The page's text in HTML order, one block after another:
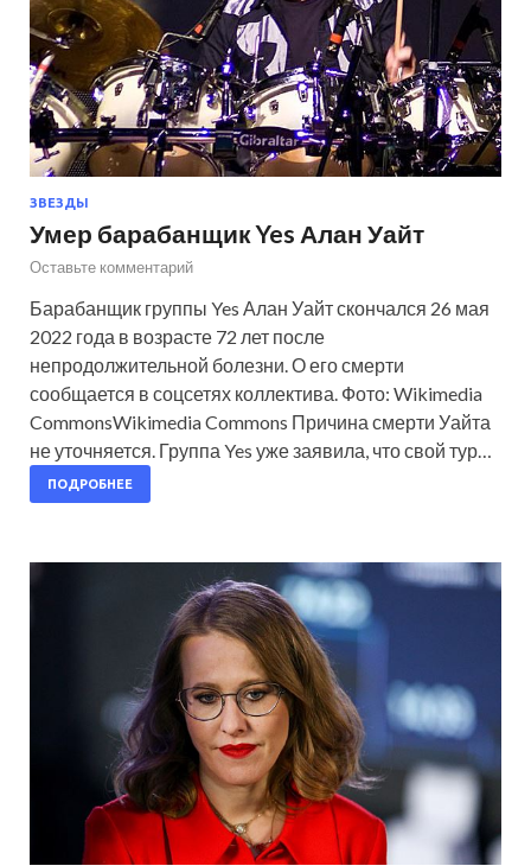
ЗВЕЗДЫ
Умер барабанщик Yes Алан Уайт
Оставьте комментарий
Барабанщик группы Yes Алан Уайт скончался 26 мая
2022 года в возрасте 72 лет после
непродолжительной болезни. О его смерти
сообщается в соцсетях коллектива. Фото: Wikimedia
CommonsWikimedia Commons Причина смерти Уайта
не уточняется. Группа Yes уже заявила, что свой тур…
ПОДРОБНЕЕ